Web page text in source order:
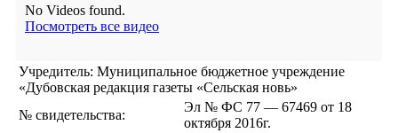
No Videos found.
Посмотреть все видео
Учредитель: Муниципальное бюджетное учреждение
«Дубовская редакция газеты «Сельская новь»
№ свидетельства:
Эл № ФС 77 — 67469 от 18
октября 2016г.